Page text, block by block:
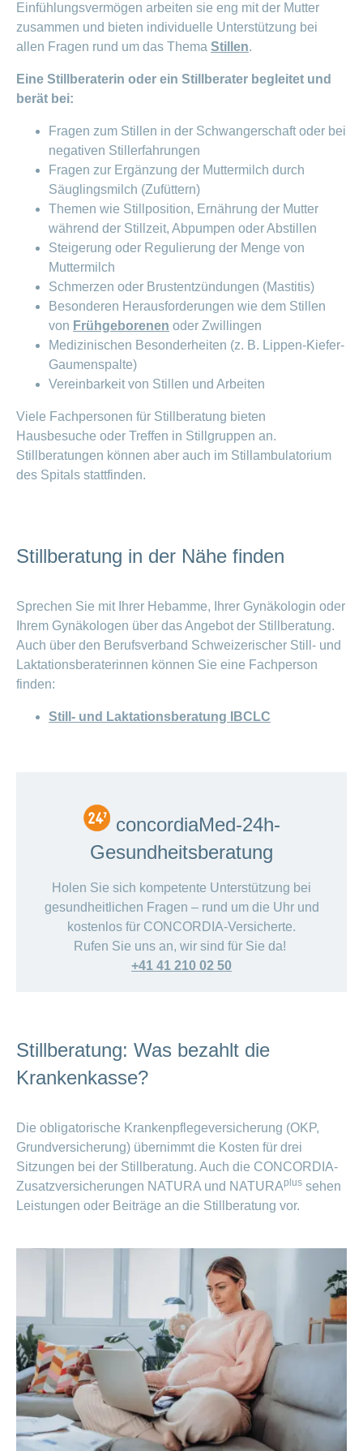
Einfühlungsvermögen arbeiten sie eng mit der Mutter
zusammen und bieten individuelle Unterstützung bei
allen Fragen rund um das Thema Stillen.
Eine Stillberaterin oder ein Stillberater begleitet und
berät bei:
Fragen zum Stillen in der Schwangerschaft oder bei
negativen Stillerfahrungen
Fragen zur Ergänzung der Muttermilch durch
Säuglingsmilch (Zufüttern)
Themen wie Stillposition, Ernährung der Mutter
während der Stillzeit, Abpumpen oder Abstillen
Steigerung oder Regulierung der Menge von
Muttermilch
Schmerzen oder Brustentzündungen (Mastitis)
Besonderen Herausforderungen wie dem Stillen
von Frühgeborenen oder Zwillingen
Medizinischen Besonderheiten (z. B. Lippen-Kiefer-
Gaumenspalte)
Vereinbarkeit von Stillen und Arbeiten
Viele Fachpersonen für Stillberatung bieten
Hausbesuche oder Treffen in Stillgruppen an.
Stillberatungen können aber auch im Stillambulatorium
des Spitals stattfinden.
Stillberatung in der Nähe finden
Sprechen Sie mit Ihrer Hebamme, Ihrer Gynäkologin oder
Ihrem Gynäkologen über das Angebot der Stillberatung.
Auch über den Berufsverband Schweizerischer Still- und
Laktationsberaterinnen können Sie eine Fachperson
finden:
Still- und Laktationsberatung IBCLC
concordiaMed-24h-
Gesundheitsberatung
Holen Sie sich kompetente Unterstützung bei
gesundheitlichen Fragen – rund um die Uhr und
kostenlos für CONCORDIA-Versicherte.
Rufen Sie uns an, wir sind für Sie da!
+41 41 210 02 50
Stillberatung: Was bezahlt die
Krankenkasse?
Die obligatorische Krankenpflegeversicherung (OKP,
Grundversicherung) übernimmt die Kosten für drei
Sitzungen bei der Stillberatung. Auch die CONCORDIA-
Zusatzversicherungen NATURA und NATURAplus sehen
Leistungen oder Beiträge an die Stillberatung vor.